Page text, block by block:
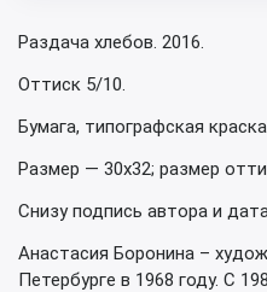
Раздача хлебов. 2016.
Оттиск 5/10.
Бумага, типографская краска.
Размер — 30х32; размер
Снизу подпись автора и
Анастасия Боронина –
Петербурге в 1968 году. С